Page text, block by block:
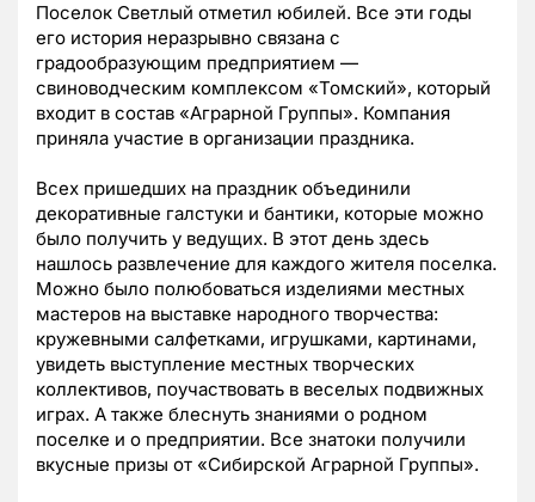
Поселок Светлый отметил юбилей. Все эти годы
его история неразрывно связана с
градообразующим предприятием —
свиноводческим комплексом «Томский», который
входит в состав «Аграрной Группы». Компания
приняла участие в организации праздника.
Всех пришедших на праздник объединили
декоративные галстуки и бантики, которые можно
было получить у ведущих. В этот день здесь
нашлось развлечение для каждого жителя поселка.
Можно было полюбоваться изделиями местных
мастеров на выставке народного творчества:
кружевными салфетками, игрушками, картинами,
увидеть выступление местных творческих
коллективов, поучаствовать в веселых подвижных
играх. А также блеснуть знаниями о родном
поселке и о предприятии. Все знатоки получили
вкусные призы от «Сибирской Аграрной Группы».